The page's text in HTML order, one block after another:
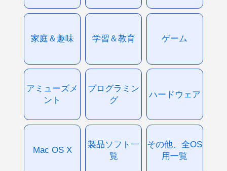
家庭＆趣味 学習＆教育 ゲーム
アミューズメ
ント
プログラミン
グ
ハードウェア
Mac OS X
製品ソフト一
覧
その他、全OS
用一覧